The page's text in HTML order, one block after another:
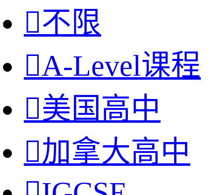
不限
A-Level课程
美国高中
加拿大高中